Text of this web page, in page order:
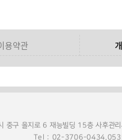
용약관
중구 을지로 6 재능빌딩 15층 사후관리
Tel : 02-3706-